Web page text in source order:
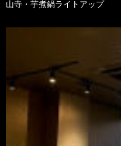
山寺・芋煮鍋ライトアップ